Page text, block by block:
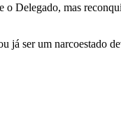
o Delegado, mas
já ser um narcoestado